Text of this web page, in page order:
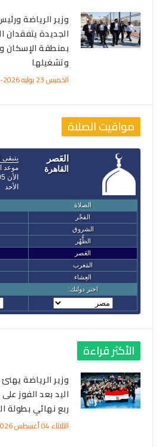
وزير الرياضة
الجديدة يتفقدان
بمنطقة الإسكان
وتشغيلها
الخميس 23 يوليه 2026-12:23
مواقيت الصلاة
الأكثر قراءة
وزير الرياضة
اليد بعد الفوز
ربع نهائي بطولة
الثلاثاء 04 أغسطس 2026-02:21